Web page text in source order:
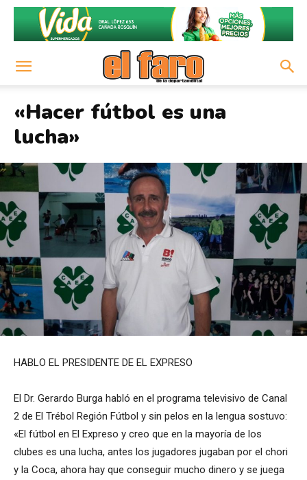
«Hacer fútbol es una
lucha»
HABLO EL PRESIDENTE DE EL EXPRESO
El Dr. Gerardo Burga habló en el programa televisivo de Canal
2 de El Trébol Región Fútbol y sin pelos en la lengua sostuvo:
«El fútbol en El Expreso y creo que en la mayoría de los
clubes es una lucha, antes los jugadores jugaban por el chori
y la Coca, ahora hay que conseguir mucho dinero y se juega